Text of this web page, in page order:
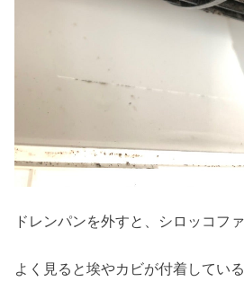
ドレンパンを外すと、シロッコフ
よく見ると埃やカビが付着してい